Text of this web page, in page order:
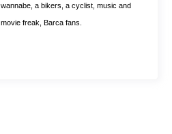
wannabe, a bikers, a cyclist, music and
movie freak, Barca fans.